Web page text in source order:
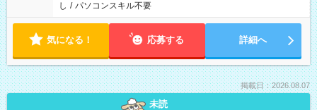
し / パソコンスキル不要
気になる！ 応募する 詳細へ
掲載日：2026.08.07
未読